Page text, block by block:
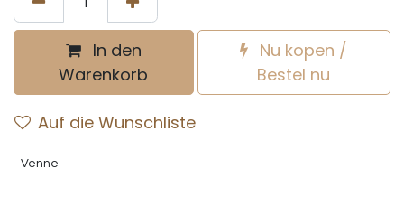
In den
Warenkorb
Nu kopen /
Bestel nu
Auf die Wunschliste
Venne